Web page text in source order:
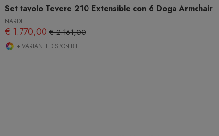
Set tavolo Tevere 210 Extensible con 6 Doga Armchair
NARDI
€ 1.770,00 € 2.161,00
+ VARIANTI DISPONIBILI